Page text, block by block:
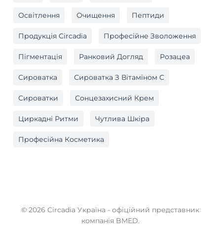
Освітлення Очищення Пептиди
Продукція Circadia Професійне Зволоження
Пігментація Ранковий Догляд Розацеа
Сироватка Сироватка З Вітаміном C
Сироватки Сонцезахисний Крем
Циркадні Ритми Чутлива Шкіра
Професійна Косметика
© 2026 Circadia Україна - офіційний представник
компанія BMED.